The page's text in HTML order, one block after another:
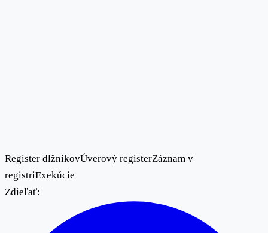
Register dlžníkovÚverový registerZáznam v
registriExekúcie
Zdieľať: